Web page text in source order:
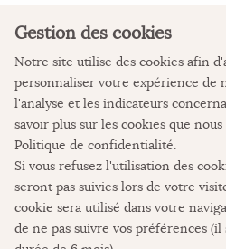
La Colonie de
L'Auberge des
Place de
17123 Ile
05 46 84 62
Gestion des cookies
Notre site utilise des cookies afin
personnaliser votre expérience de
l'analyse et les indicateurs
savoir plus sur les cookies que
Politique de confidentialité.
Si vous refusez l'utilisation des
seront pas suivies lors de votre
cookie sera utilisé dans votre
de ne pas suivre vos préférences